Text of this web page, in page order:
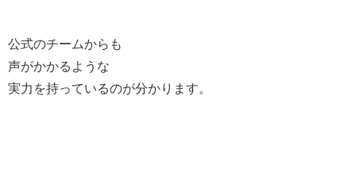
公式のチームからも
声がかかるような
実力を持っているのが分かります。